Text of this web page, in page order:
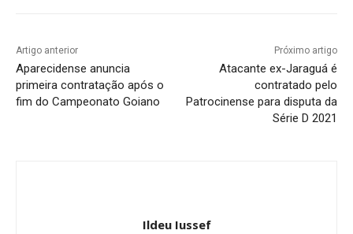
Artigo anterior
Aparecidense anuncia
primeira contratação após o
fim do Campeonato Goiano
Próximo artigo
Atacante ex-Jaraguá é
contratado pelo
Patrocinense para disputa da
Série D 2021
Ildeu Iussef